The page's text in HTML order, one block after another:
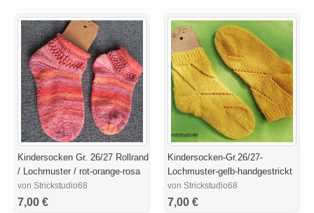
Kindersocken Gr. 26/27 Rollrand
/ Lochmuster / rot-orange-rosa
von Strickstudio68
7,00 €
Kindersocken-Gr.26/27-
Lochmuster-gelb-handgestrickt
von Strickstudio68
7,00 €